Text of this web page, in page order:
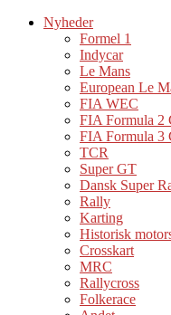
Nyheder
Formel 1
Indycar
Le Mans
European Le
FIA WEC
FIA Formula 2
FIA Formula 3
TCR
Super GT
Dansk Super
Rally
Karting
Historisk
Crosskart
MRC
Rallycross
Folkerace